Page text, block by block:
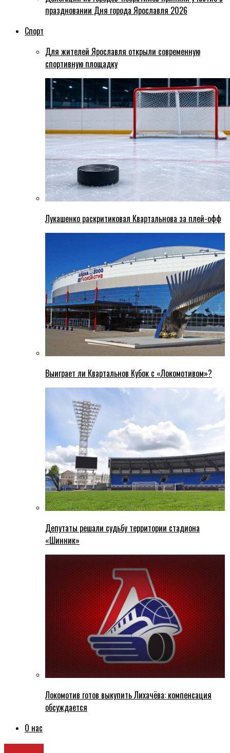
праздновании Дня города Ярославля 2026
Спорт
Для жителей Ярославля открыли современную
спортивную площадку
Лукашенко раскритиковал Квартальнова за плей-офф
Выиграет ли Квартальнов Кубок с «Локомотивом»?
Депутаты решали судьбу территории стадиона
«Шинник»
Локомотив готов выкупить Лихачёва: компенсация
обсуждается
О нас